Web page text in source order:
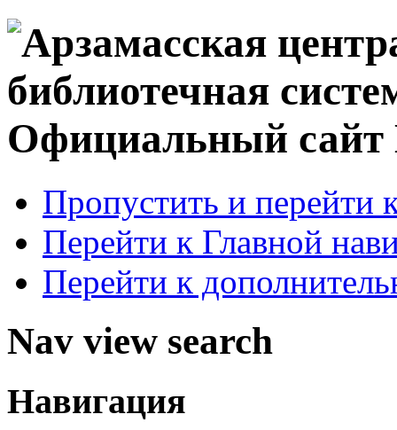
Официальный
Пропустить и перейти
Перейти к Главной
Перейти к
Nav view search
Навигация